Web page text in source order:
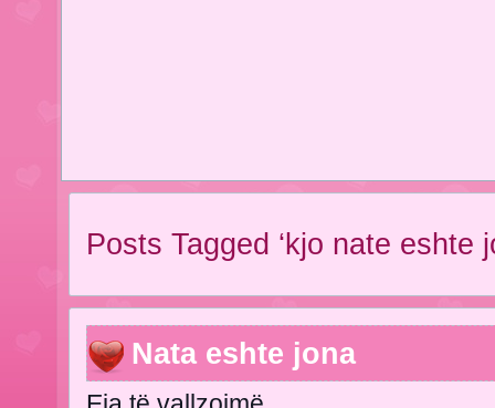
Posts Tagged ‘kjo nate eshte
Nata eshte jona